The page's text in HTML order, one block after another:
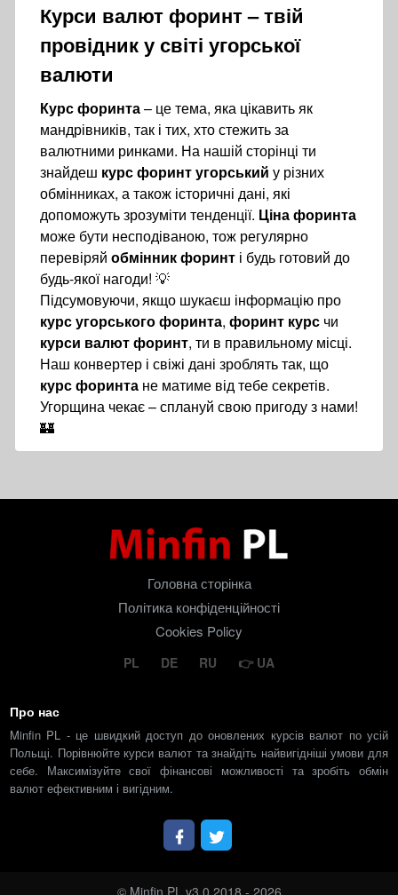
Курси валют форинт– твій
провідник у світі угорської
валюти
Курс форинта– це тема, яка цікавить як
мандрівників, так і тих, хто стежить за
валютними ринками. На нашій сторінці ти
знайдеш курс форинт угорський у різних
обмінниках, а також історичні дані, які
допоможуть зрозуміти тенденції. Ціна форинта
може бути несподіваною, тож регулярно
перевіряй обмінник форинт і будь готовий до
будь-якої нагоди! 💡
Підсумовуючи, якщо шукаєш інформацію про
курс угорського форинта, форинт курс чи
курси валют форинт, ти в правильному місці.
Наш конвертер і свіжі дані зроблять так, що
курс форинта не матиме від тебе секретів.
Угорщина чекає – сплануй свою пригоду з нами!
🏰
Головна сторінка
Політика конфіденційності
Cookies Policy
PL DE RU UA
Про нас
Minfin PL - це швидкий доступ до оновлених курсів валют по усій
Польщі. Порівнюйте курси валют та знайдіть найвигідніші умови для
себе. Максимізуйте свої фінансові можливості та зробіть обмін
валют ефективним і вигідним.